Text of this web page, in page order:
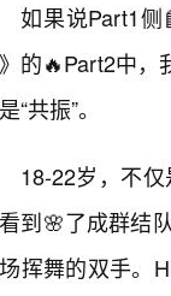
如果说Part1
的🔥Part2中，
“共振”。
18-22岁，不
到🌸了成群结
挥舞的双手。